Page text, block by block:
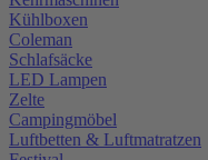
Kühlboxen
Coleman
Schlafsäcke
LED Lampen
Zelte
Campingmöbel
Luftbetten & Luftmatratzen